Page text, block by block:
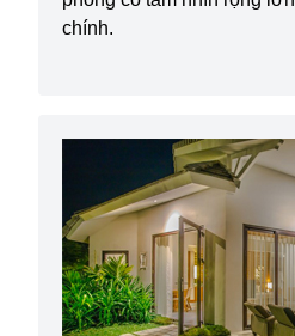
chính.